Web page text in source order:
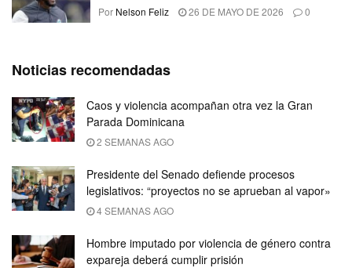
Por Nelson Feliz 26 DE MAYO DE 2026 0
Noticias recomendadas
Caos y violencia acompañan otra vez la Gran
Parada Dominicana
2 SEMANAS AGO
Presidente del Senado defiende procesos
legislativos: “proyectos no se aprueban al vapor»
4 SEMANAS AGO
Hombre imputado por violencia de género contra
expareja deberá cumplir prisión